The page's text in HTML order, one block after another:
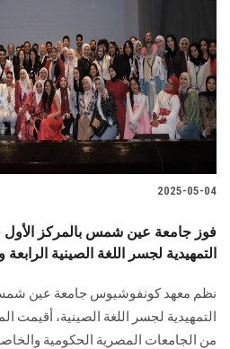
2025-05-04
فوز جامعة عين شمس بالمركز الأول
التمهيدية لجسر اللغة الصينية
نظم معهد كونفوشيوس جامعة عين
من الجامعات المصرية الحكومية